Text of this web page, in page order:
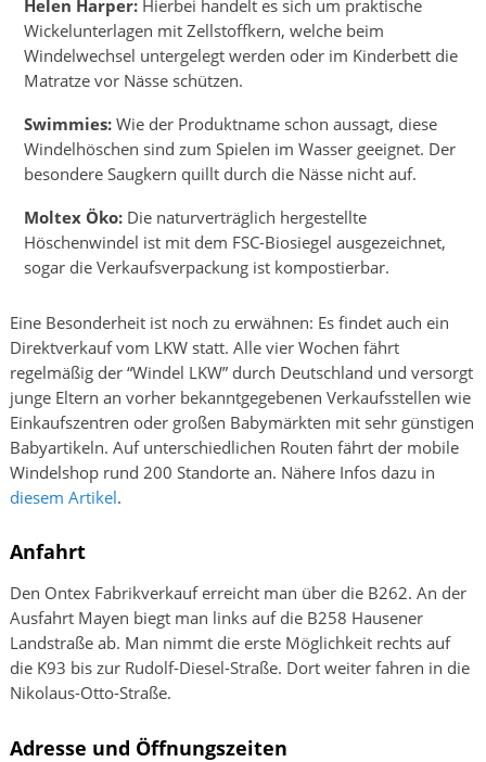
Helen Harper: Hierbei handelt es sich um praktische
Wickelunterlagen mit Zellstoffkern, welche beim
Windelwechsel untergelegt werden oder im Kinderbett die
Matratze vor Nässe schützen.
Swimmies: Wie der Produktname schon aussagt, diese
Windelhöschen sind zum Spielen im Wasser geeignet. Der
besondere Saugkern quillt durch die Nässe nicht auf.
Moltex Öko: Die naturverträglich hergestellte
Höschenwindel ist mit dem FSC-Biosiegel ausgezeichnet,
sogar die Verkaufsverpackung ist kompostierbar.
Eine Besonderheit ist noch zu erwähnen: Es findet auch ein
Direktverkauf vom LKW statt. Alle vier Wochen fährt
regelmäßig der “Windel LKW” durch Deutschland und versorgt
junge Eltern an vorher bekanntgegebenen Verkaufsstellen wie
Einkaufszentren oder großen Babymärkten mit sehr günstigen
Babyartikeln. Auf unterschiedlichen Routen fährt der mobile
Windelshop rund 200 Standorte an. Nähere Infos dazu in
diesem Artikel.
Anfahrt
Den Ontex Fabrikverkauf erreicht man über die B262. An der
Ausfahrt Mayen biegt man links auf die B258 Hausener
Landstraße ab. Man nimmt die erste Möglichkeit rechts auf
die K93 bis zur Rudolf-Diesel-Straße. Dort weiter fahren in die
Nikolaus-Otto-Straße.
Adresse und Öffnungszeiten